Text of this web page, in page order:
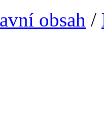
obsah /